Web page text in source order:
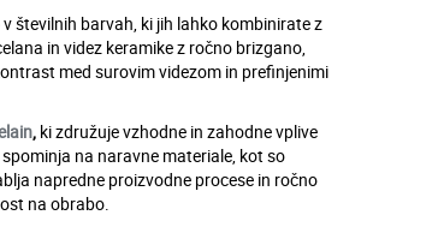
številnih barvah, ki jih lahko kombinirate z
in videz keramike z ročno brizgano,
med surovim videzom in prefinjenimi
, ki združuje vzhodne in zahodne vplive
na naravne materiale, kot so
napredne proizvodne procese in ročno
na obrabo.